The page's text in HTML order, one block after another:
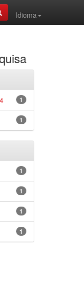
Idioma
1
1
1
1
1
1